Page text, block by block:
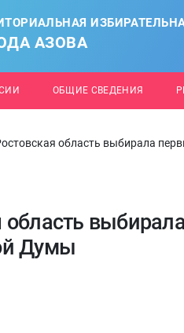
АЗОВА
ОБЩИЕ СВЕДЕНИЯ
область выбирала
область
Думы